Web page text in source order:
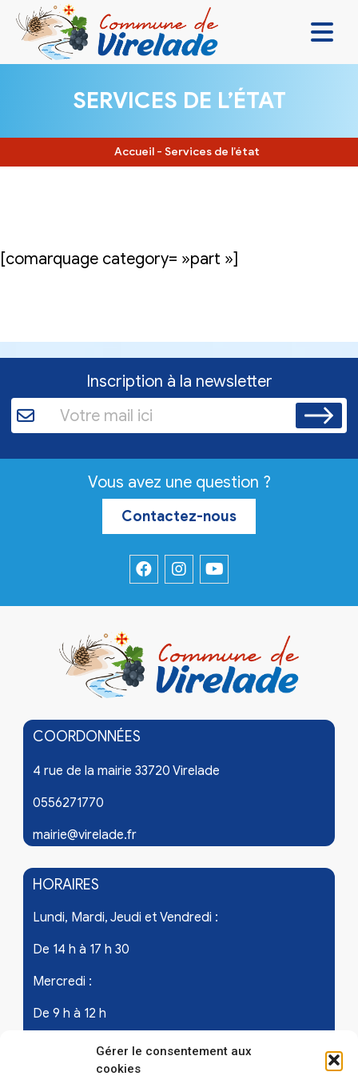
Gérer le consentement aux
cookies
VIVRE ENSEMBLE
SE DIVERTIR
SERVICES DE L’ÉTAT
Accueil - Services de l’état
[comarquage category= »part »]
Inscription à la newsletter
Vous avez une question ?
Contactez-nous
COORDONNÉES
4 rue de la mairie 33720 Virelade
0556271770
mairie@virelade.fr
HORAIRES
Lundi, Mardi, Jeudi et Vendredi :
De 14 h à 17 h 30
Mercredi :
De 9 h à 12 h
Samedi - les 1er et 3ème de chaque mois :